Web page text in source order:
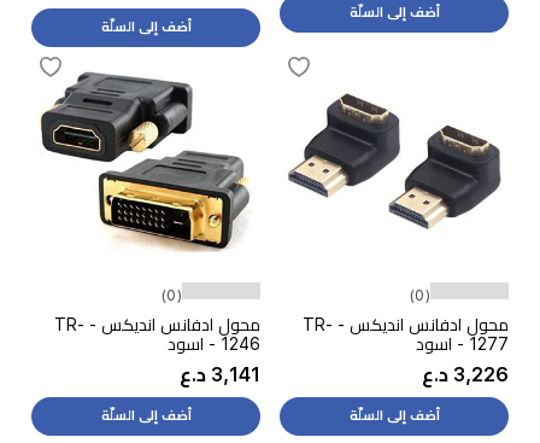
أضف إلى السلّة
أضف إلى السلّة
(0)
محول ادفانس انديكس - TR-
1277 - اسود
3,226 د.ع
أضف إلى السلّة
(0)
محول ادفانس انديكس - TR-
1246 - اسود
3,141 د.ع
أضف إلى السلّة